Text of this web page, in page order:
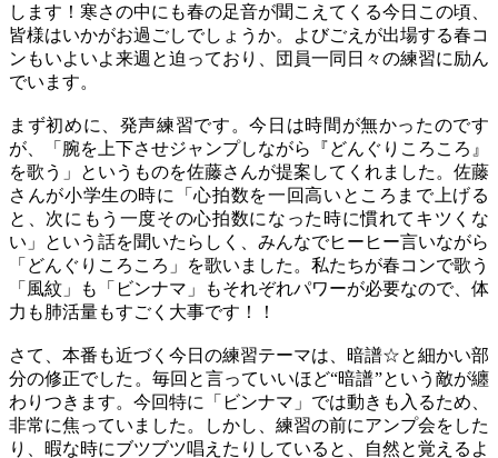
します！寒さの中にも春の足音が聞こえてくる今日この頃、
皆様はいかがお過ごしでしょうか。よびごえが出場する春コ
ンもいよいよ来週と迫っており、団員一同日々の練習に励ん
でいます。
まず初めに、発声練習です。今日は時間が無かったのです
が、「腕を上下させジャンプしながら『どんぐりころころ』
を歌う」というものを佐藤さんが提案してくれました。佐藤
さんが小学生の時に「心拍数を一回高いところまで上げる
と、次にもう一度その心拍数になった時に慣れてキツくな
い」という話を聞いたらしく、みんなでヒーヒー言いながら
「どんぐりころころ」を歌いました。私たちが春コンで歌う
「風紋」も「ビンナマ」もそれぞれパワーが必要なので、体
力も肺活量もすごく大事です！！
さて、本番も近づく今日の練習テーマは、暗譜☆と細かい部
分の修正でした。毎回と言っていいほど“暗譜”という敵が纏
わりつきます。今回特に「ビンナマ」では動きも入るため、
非常に焦っていました。しかし、練習の前にアンプ会をした
り、暇な時にブツブツ唱えたりしていると、自然と覚えるよ